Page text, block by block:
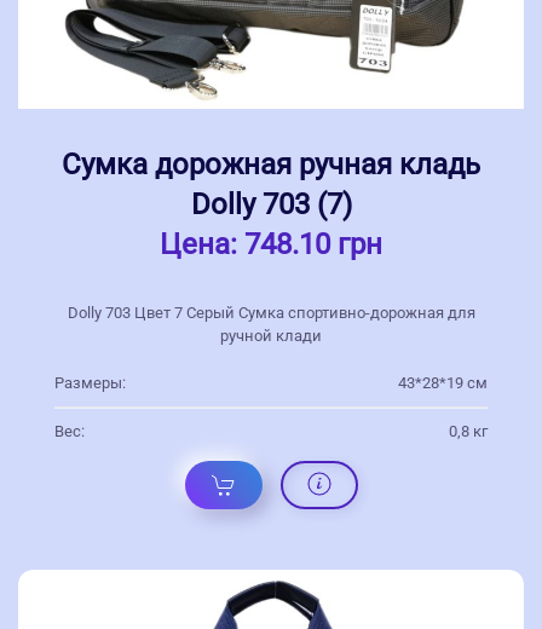
Сумка дорожная ручная кладь
Dolly 703 (7)
Цена: 748.10 грн
Dolly 703 Цвет 7 Серый Сумка спортивно-дорожная для
ручной клади
Размеры: 43*28*19 см
Вес: 0,8 кг